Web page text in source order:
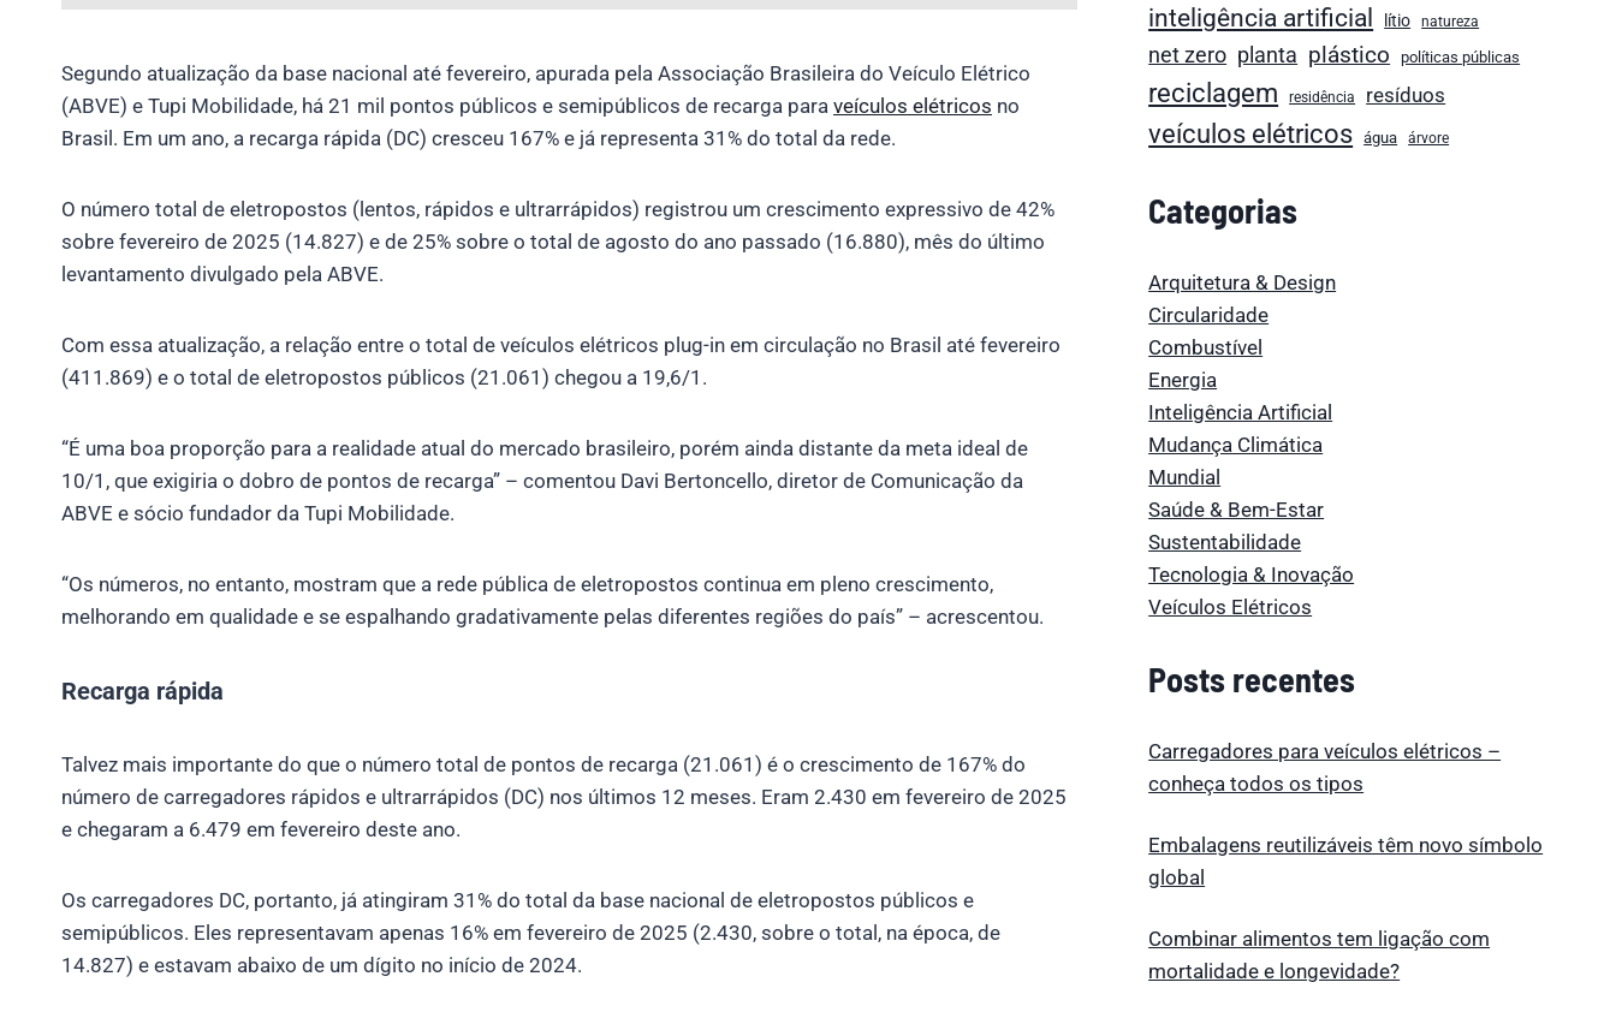
Segundo atualização da base nacional até fevereiro, apurada pela Associação Brasileira do Veículo Elétrico
(ABVE) e Tupi Mobilidade, há 21 mil pontos públicos e semipúblicos de recarga para veículos elétricos no
Brasil. Em um ano, a recarga rápida (DC) cresceu 167% e já representa 31% do total da rede.
O número total de eletropostos (lentos, rápidos e ultrarrápidos) registrou um crescimento expressivo de 42%
sobre fevereiro de 2025 (14.827) e de 25% sobre o total de agosto do ano passado (16.880), mês do último
levantamento divulgado pela ABVE.
Com essa atualização, a relação entre o total de veículos elétricos plug-in em circulação no Brasil até fevereiro
(411.869) e o total de eletropostos públicos (21.061) chegou a 19,6/1.
“É uma boa proporção para a realidade atual do mercado brasileiro, porém ainda distante da meta ideal de
10/1, que exigiria o dobro de pontos de recarga” – comentou Davi Bertoncello, diretor de Comunicação da
ABVE e sócio fundador da Tupi Mobilidade.
“Os números, no entanto, mostram que a rede pública de eletropostos continua em pleno crescimento,
melhorando em qualidade e se espalhando gradativamente pelas diferentes regiões do país” – acrescentou.
Recarga rápida
Talvez mais importante do que o número total de pontos de recarga (21.061) é o crescimento de 167% do
número de carregadores rápidos e ultrarrápidos (DC) nos últimos 12 meses. Eram 2.430 em fevereiro de 2025
e chegaram a 6.479 em fevereiro deste ano.
Os carregadores DC, portanto, já atingiram 31% do total da base nacional de eletropostos públicos e
semipúblicos. Eles representavam apenas 16% em fevereiro de 2025 (2.430, sobre o total, na época, de
14.827) e estavam abaixo de um dígito no início de 2024.
inteligência artificial lítio natureza
net zero planta plástico políticas públicas
reciclagem residência resíduos
veículos elétricos água árvore
Categorias
Arquitetura & Design
Circularidade
Combustível
Energia
Inteligência Artificial
Mudança Climática
Mundial
Saúde & Bem-Estar
Sustentabilidade
Tecnologia & Inovação
Veículos Elétricos
Posts recentes
Carregadores para veículos elétricos –
conheça todos os tipos
Embalagens reutilizáveis têm novo símbolo
global
Combinar alimentos tem ligação com
mortalidade e longevidade?